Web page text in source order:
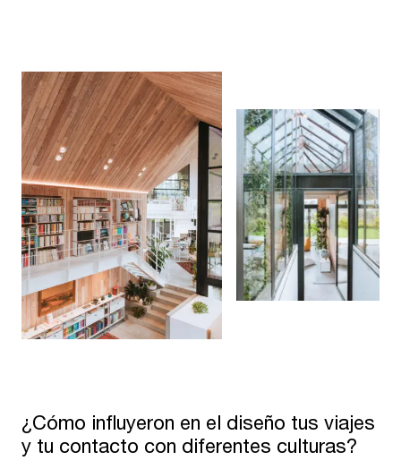
¿Cómo influyeron en el diseño tus viajes
y tu contacto con diferentes culturas?